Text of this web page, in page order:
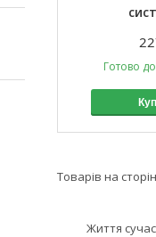
Готово
Життя